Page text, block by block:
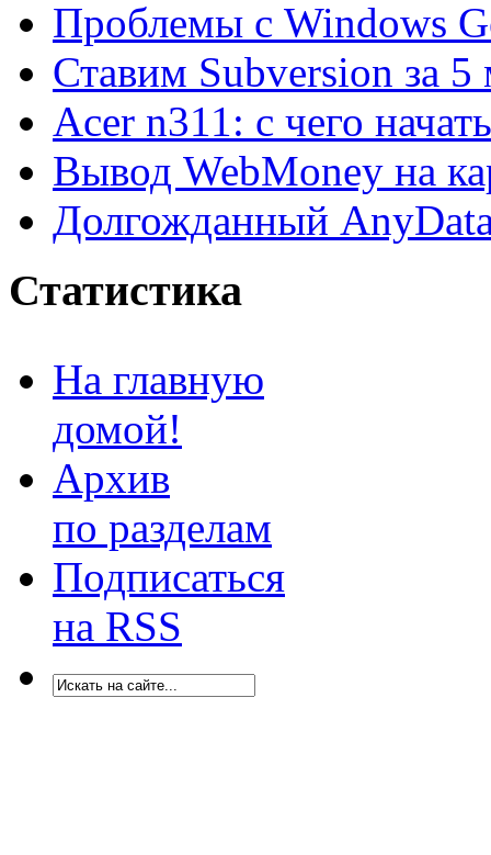
Проблемы с Windows
Ставим Subversion за 5
Acer n311: с чего начать
Вывод WebMoney на
Долгожданный
Статистика
На главную
домой!
Архив
по разделам
Подписаться
на RSS